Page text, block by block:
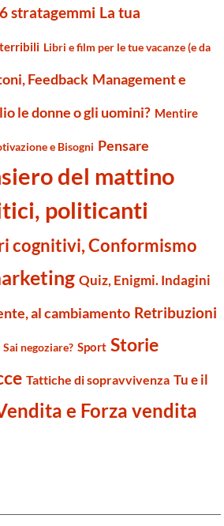
stratagemmi La tua
terribili Libri e film per le tue vacanze (e da
Feedback Management e
le donne o gli uomini? Mentire
e Bisogni Pensare
del mattino
politicanti
cognitivi, Conformismo
Quiz, Enigmi. Indagini
al cambiamento Retribuzioni
Sai negoziare? Sport Storie
Tattiche di sopravvivenza Tu e il
e Forza vendita